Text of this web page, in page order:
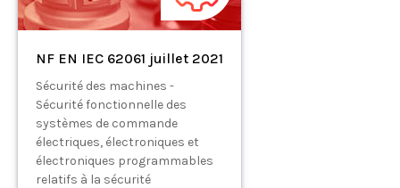
NF EN IEC 62061 juillet 2021
Sécurité des machines -
Sécurité fonctionnelle des
systèmes de commande
électriques, électroniques et
électroniques programmables
relatifs à la sécurité